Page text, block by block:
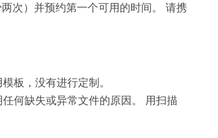
次）并预约第一个可用的时间。 请携
板，没有进行定制。
何缺失或异常文件的原因。 用扫描